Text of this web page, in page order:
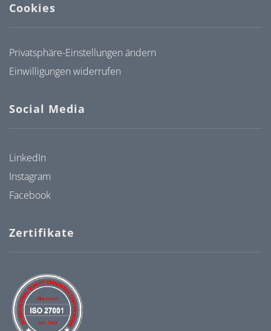
Cookies
Privatsphäre-Einstellungen ändern
Einwilligungen widerrufen
Social Media
LinkedIn
Instagram
Facebook
Zertifikate